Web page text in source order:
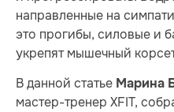
направленные на
это прогибы, силовые и
укрепят мышечный
В данной статье Марина
мастер-тренер XFIT,